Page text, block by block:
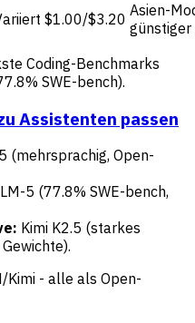
$1.00/$3.20 Asien-
günstiger
Coding-Benchmarks
SWE-bench).
Assistenten passen
(mehrsprachig, Open-
5 (77.8% SWE-bench,
Kimi K2.5 (starkes
Kimi - alle als Open-